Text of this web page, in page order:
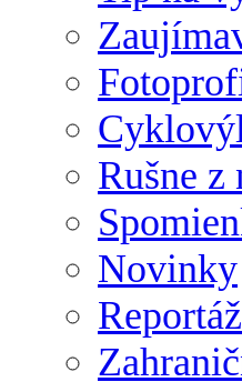
Rušne z
Novinky